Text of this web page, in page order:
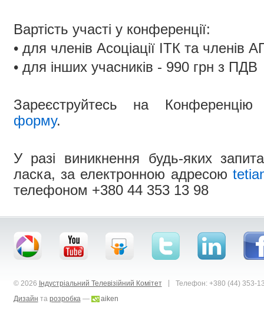
Вартість участі у конференції:
• для членів Асоціації ІТК та
• для інших учасників - 990 грн з ПДВ
Зареєструйтесь на
форму.
У разі виникнення будь-яких
ласка, за електронною адресою
телефоном +380 44 353 13 98
© 2026 Індустріальний Телевізійний Комітет
Телефон: +380 (44) 353-
Дизайн та розробка— aiken